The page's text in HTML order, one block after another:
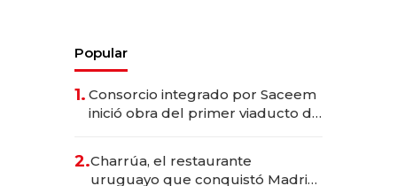
Popular
1. Consorcio integrado por Saceem
inició obra del primer viaducto de
millones
2.Charrúa, el restaurante
uruguayo que conquistó Madrid: